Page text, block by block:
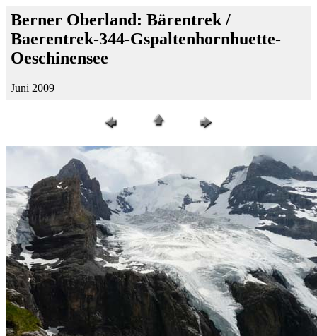
Berner Oberland: Bärentrek /
Baerentrek-344-Gspaltenhornhuette-
Oeschinensee
Juni 2009